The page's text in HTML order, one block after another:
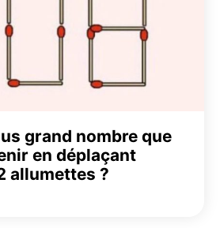
grand nombre que
en déplaçant
allumettes ?